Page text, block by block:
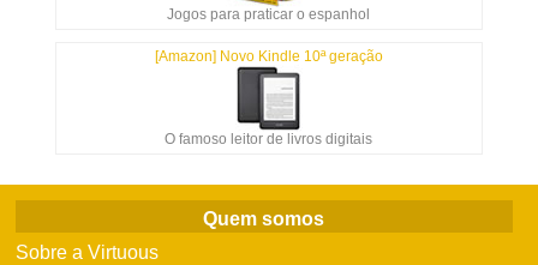
Jogos para praticar o espanhol
[Amazon] Novo Kindle 10ª geração
O famoso leitor de livros digitais
Quem somos
Sobre a Virtuous